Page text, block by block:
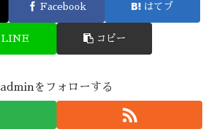
Facebook はてブ
LINE コピー
adminをフォローする